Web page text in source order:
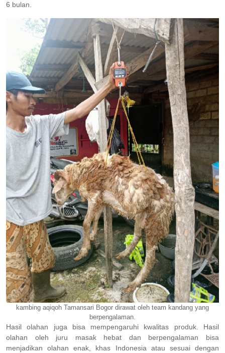
6 bulan.
kambing aqiqoh Tamansari Bogor dirawat oleh team kandang yang
berpengalaman.
Hasil olahan juga bisa mempengaruhi kwalitas produk. Hasil
olahan oleh juru masak hebat dan berpengalaman bisa
menjadikan olahan enak, khas Indonesia atau sesuai dengan